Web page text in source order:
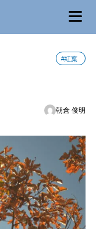
#紅葉
朝倉 俊明